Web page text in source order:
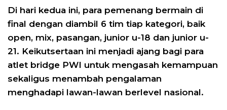
Di hari kedua ini, para pemenang bermain di
final dengan diambil 6 tim tiap kategori, baik
open, mix, pasangan, junior u-18 dan junior u-
21. Keikutsertaan ini menjadi ajang bagi para
atlet bridge PWI untuk mengasah kemampuan
sekaligus menambah pengalaman
menghadapi lawan-lawan berlevel nasional.